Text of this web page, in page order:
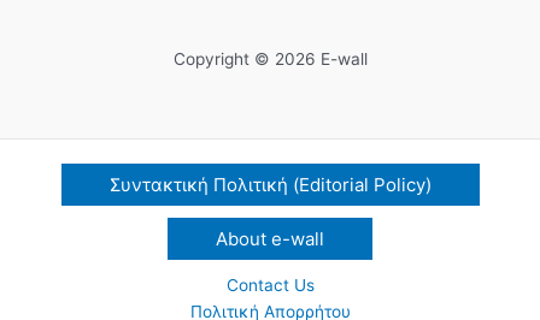
Copyright © 2026 E-wall
Συντακτική Πολιτική (Editorial Policy)
About e-wall
Contact Us
Πολιτική Απορρήτου